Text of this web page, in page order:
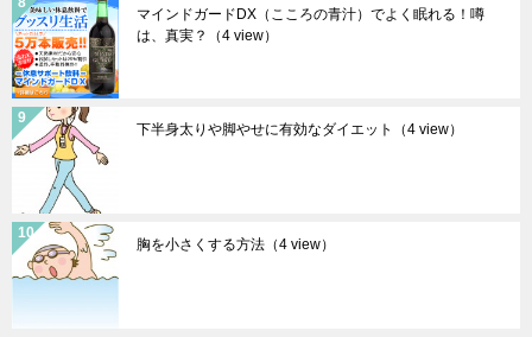
マインドガードDX（こころの青汁）でよく眠れる！噂
は、真実？
（4 view）
下半身太りや脚やせに有効なダイエット （4 view）
胸を小さくする方法 （4 view）